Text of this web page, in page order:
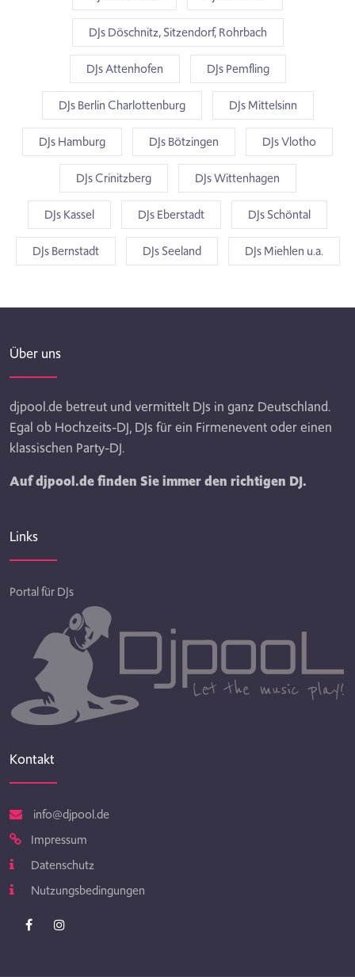
DJs Döschnitz, Sitzendorf, Rohrbach
DJs Attenhofen DJs Pemfling
DJs Berlin Charlottenburg DJs Mittelsinn
DJs Hamburg DJs Bötzingen DJs Vlotho
DJs Crinitzberg DJs Wittenhagen
DJs Kassel DJs Eberstadt DJs Schöntal
DJs Bernstadt DJs Seeland DJs Miehlen u.a.
Über uns
djpool.de betreut und vermittelt DJs in ganz Deutschland.
Egal ob Hochzeits-DJ, DJs für ein Firmenevent oder einen
klassischen Party-DJ.
Auf djpool.de finden Sie immer den richtigen DJ.
Links
Portal für DJs
Kontakt
info@djpool.de
Impressum
Datenschutz
Nutzungsbedingungen